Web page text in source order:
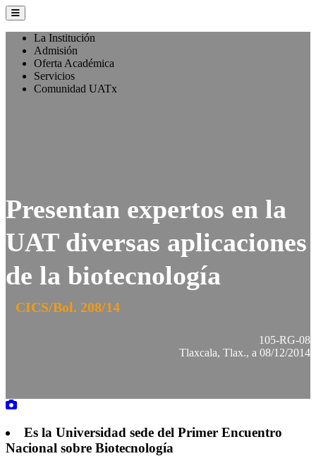
La Institución
Admisión
Oferta Académica
Servicios
Comunidad UATx
Presentan expertos en la
UAT diversas aplicaciones
de la biotecnología
CICS/Bol. 208/14
105-RG-08
Tlaxcala, Tlax., a 08/12/2014
Es la Universidad sede del Primer Encuentro
Nacional sobre Biotecnología